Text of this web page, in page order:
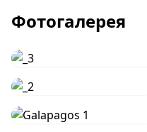
Фотогалерея